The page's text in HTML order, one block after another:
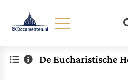
DocumentenDe Eucharistische